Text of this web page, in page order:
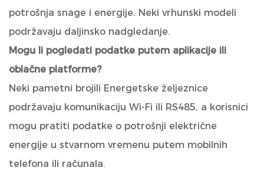
potrošnja snage i energije. Neki vrhunski modeli
podržavaju daljinsko nadgledanje.
Mogu li pogledati podatke putem aplikacije ili
oblačne platforme?
Neki pametni brojili Energetske željeznice
podržavaju komunikaciju Wi-Fi ili RS485, a korisnici
mogu pratiti podatke o potrošnji električne
energije u stvarnom vremenu putem mobilnih
telefona ili računala.